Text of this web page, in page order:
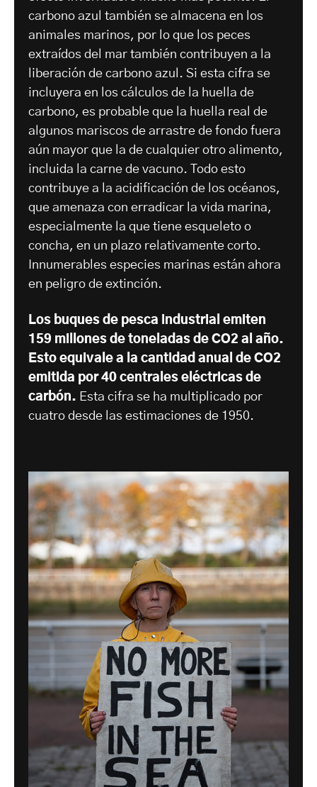
carbono azul también se almacena en los
animales marinos, por lo que los peces
extraídos del mar también contribuyen a la
liberación de carbono azul. Si esta cifra se
incluyera en los cálculos de la huella de
carbono, es probable que la huella real de
algunos mariscos de arrastre de fondo fuera
aún mayor que la de cualquier otro alimento,
incluida la carne de vacuno. Todo esto
contribuye a la acidificación de los océanos,
que amenaza con erradicar la vida marina,
especialmente la que tiene esqueleto o
concha, en un plazo relativamente corto.
Innumerables especies marinas están ahora
en peligro de extinción.
Los buques de pesca industrial emiten
159 millones de toneladas de CO2 al año.
Esto equivale a la cantidad anual de CO2
emitida por 40 centrales eléctricas de
carbón. Esta cifra se ha multiplicado por
cuatro desde las estimaciones de 1950.